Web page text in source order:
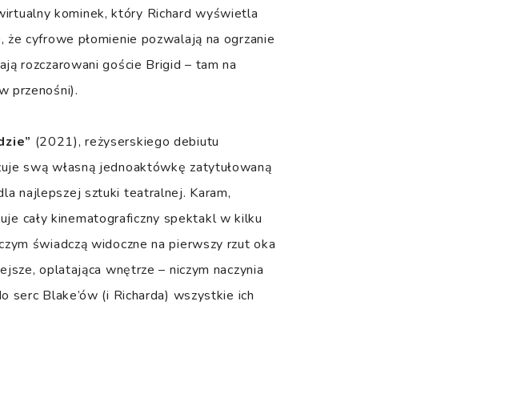
kominek, który Richard wyświetla
cyfrowe płomienie pozwalają na ogrzanie
rozczarowani goście Brigid – tam na
przenośni).
(2021), reżyserskiego debiutu
swą własną jednoaktówkę zatytułowaną
najlepszej sztuki teatralnej. Karam,
cały kinematograficzny spektakl w kilku
świadczą widoczne na pierwszy rzut oka
oplatająca wnętrze – niczym naczynia
serc Blake’ów (i Richarda) wszystkie ich